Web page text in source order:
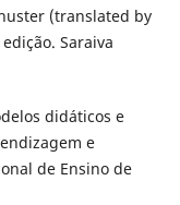
(translated by
Saraiva
didáticos e
e
de Ensino de